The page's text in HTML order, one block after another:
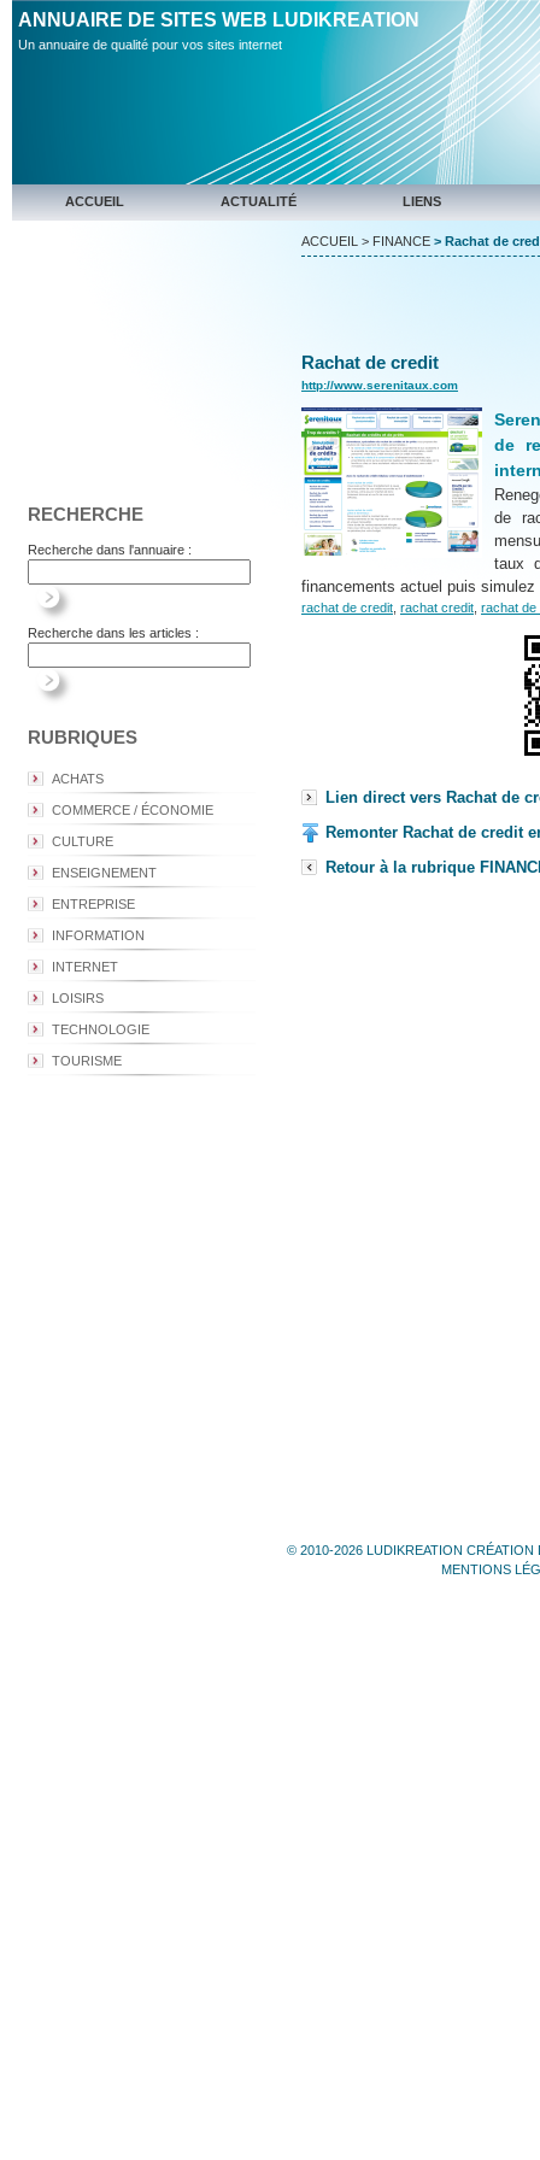
ANNUAIRE DE SITES WEB LUDIKREATION
Un annuaire de qualité pour vos sites internet
ACCUEIL ACTUALITÉ LIENS
RECHERCHE
Recherche dans l'annuaire :
Recherche dans les articles :
RUBRIQUES
ACHATS
COMMERCE / ÉCONOMIE
CULTURE
ENSEIGNEMENT
ENTREPRISE
INFORMATION
INTERNET
LOISIRS
TECHNOLOGIE
TOURISME
ACCUEIL > FINANCE > Rachat de
Rachat de credit
http://www.serenitaux.com
de
de
taux
financements actuel puis
rachat de credit rachat credit rachat de
Lien direct vers Rachat de
Remonter Rachat de credit
Retour à la rubrique
© 2010-2026 LUDIKREATION CRÉATION
MENTIONS